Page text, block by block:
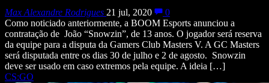
Max Alexandre Rodrigues 21 jul, 2020
0
Como noticiado anteriormente, a BOOM Esports anunciou a
contratação de João “Snowzin”, de 13 anos. O jogador será reserva
da equipe para a disputa da Gamers Club Masters V. A GC Masters
será disputada entre os dias 30 de julho e 2 de agosto. Snowzin
deve ser usado em caso extremos pela equipe. A ideia […]
CS:GO